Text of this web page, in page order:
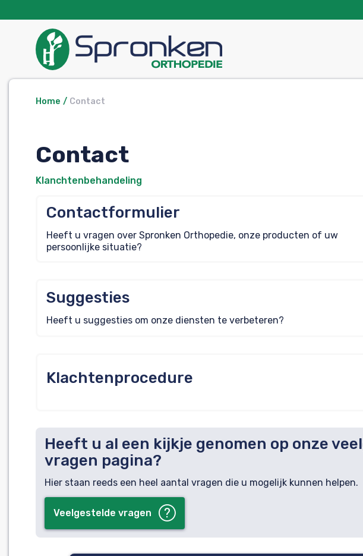
Home Contact
Contact
Klanchtenbehandeling
Contactformulier
Heeft u vragen over Spronken Orthopedie, onze producten of uw
persoonlijke situatie?
Suggesties
Heeft u suggesties om onze diensten te verbeteren?
Klachtenprocedure
Heeft u al een kijkje genomen op onze
vragen pagina?
Hier staan reeds een heel aantal vragen die u mogelijk kunnen helpen.
Veelgestelde vragen